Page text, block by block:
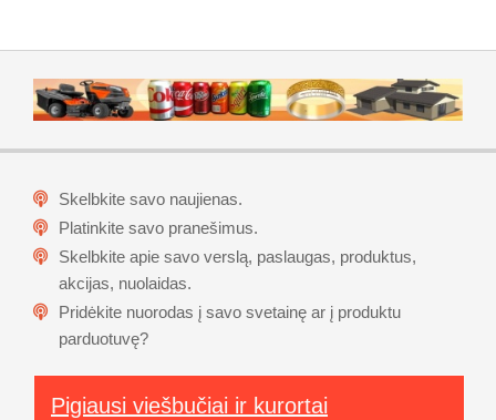
Skelbkite savo naujienas.
Platinkite savo pranešimus.
Skelbkite apie savo verslą, paslaugas, produktus,
akcijas, nuolaidas.
Pridėkite nuorodas į savo svetainę ar į produktu
parduotuvę?
Pigiausi viešbučiai ir kurortai